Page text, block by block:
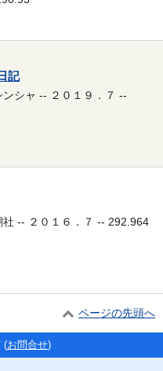
記
シャ -- ２０１９．７ --
-- ２０１６．７ -- 292.964
ページの先頭へ
(お問合せ)